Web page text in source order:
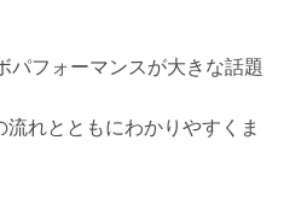
パフォーマンスが大きな話題
れとともにわかりやすくま